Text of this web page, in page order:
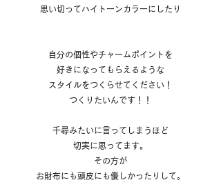
思い切ってハイトーンカラーにしたり
自分の個性やチャームポイントを
好きになってもらえるような
スタイルをつくらせてください！
つくりたいんです！！
千尋みたいに言ってしまうほど
切実に思ってます。
その方が
お財布にも頭皮にも優しかったりして。